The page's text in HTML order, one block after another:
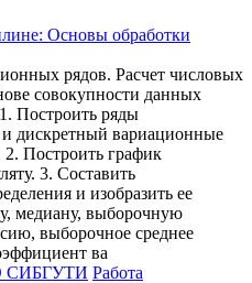
Основы обработки
рядов. Расчет числовых
совокупности данных
Построить ряды
дискретный вариационные
Построить график
3. Составить
и изобразить ее
медиану, выборочную
выборочное среднее
ва
СИБГУТИ Работа